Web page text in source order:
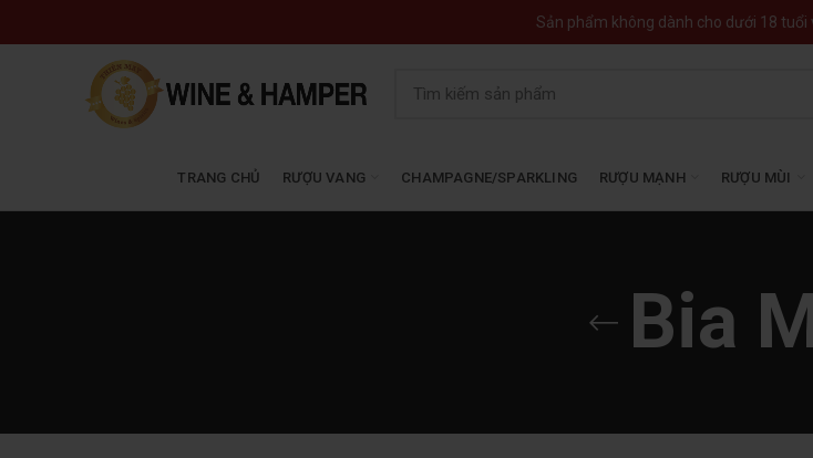
TRANG CHỦ RƯỢU VANG CHAMPAGNE/SPARKLING RƯỢU MẠNH RƯỢU MÙI
Bia
Sản phẩm không dành cho dưới 18